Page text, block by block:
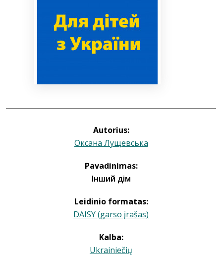
Autorius:
Оксана Лущевська
Pavadinimas:
Інший дім
Leidinio formatas:
DAISY (garso įrašas)
Kalba:
Ukrainiečių